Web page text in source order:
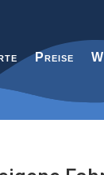
Preise